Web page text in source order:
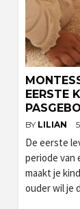
EERSTE
BY LILIAN
De eerste
periode van
maakt je
ouder wil je